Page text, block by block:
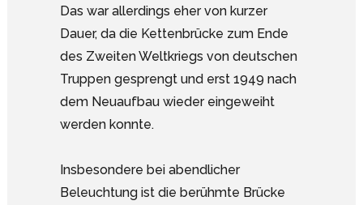
Das war allerdings eher von kurzer
Dauer, da die Kettenbrücke zum Ende
des Zweiten Weltkriegs von deutschen
Truppen gesprengt und erst 1949 nach
dem Neuaufbau wieder eingeweiht
werden konnte.
Insbesondere bei abendlicher
Beleuchtung ist die berühmte Brücke